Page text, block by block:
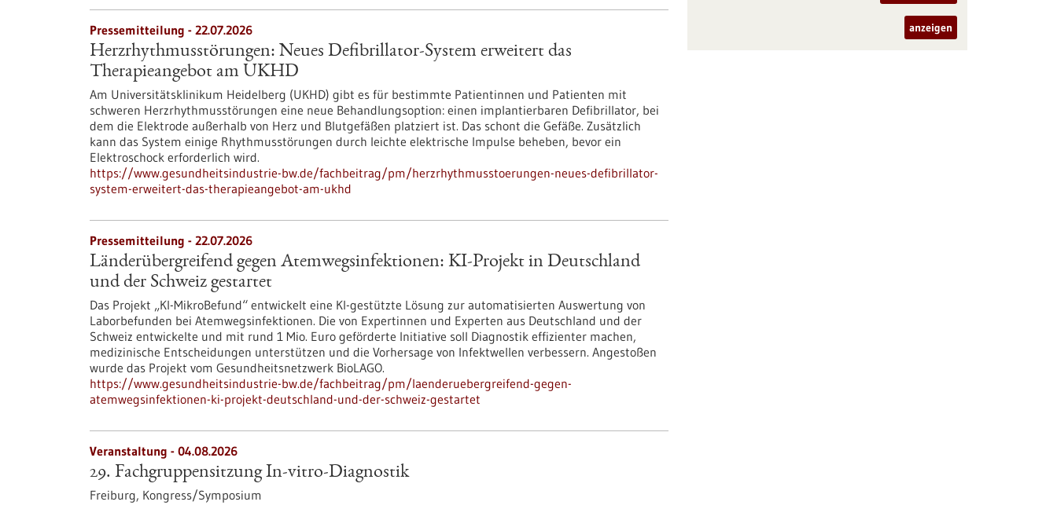
Pressemitteilung - 22.07.2026
Herzrhythmusstörungen: Neues Defibrillator-System erweitert das
Therapieangebot am UKHD
Am Universitätsklinikum Heidelberg (UKHD) gibt es für bestimmte Patientinnen und Patienten mit
schweren Herzrhythmusstörungen eine neue Behandlungsoption: einen implantierbaren Defibrillator, bei
dem die Elektrode außerhalb von Herz und Blutgefäßen platziert ist. Das schont die Gefäße. Zusätzlich
kann das System einige Rhythmusstörungen durch leichte elektrische Impulse beheben, bevor ein
Elektroschock erforderlich wird.
https://www.gesundheitsindustrie-bw.de/fachbeitrag/pm/herzrhythmusstoerungen-neues-defibrillator-
system-erweitert-das-therapieangebot-am-ukhd
Pressemitteilung - 22.07.2026
Länderübergreifend gegen Atemwegsinfektionen: KI-Projekt in Deutschland
und der Schweiz gestartet
Das Projekt „KI-MikroBefund“ entwickelt eine KI-gestützte Lösung zur automatisierten Auswertung von
Laborbefunden bei Atemwegsinfektionen. Die von Expertinnen und Experten aus Deutschland und der
Schweiz entwickelte und mit rund 1 Mio. Euro geförderte Initiative soll Diagnostik effizienter machen,
medizinische Entscheidungen unterstützen und die Vorhersage von Infektwellen verbessern. Angestoßen
wurde das Projekt vom Gesundheitsnetzwerk BioLAGO.
https://www.gesundheitsindustrie-bw.de/fachbeitrag/pm/laenderuebergreifend-gegen-
atemwegsinfektionen-ki-projekt-deutschland-und-der-schweiz-gestartet
Veranstaltung - 04.08.2026
29. Fachgruppensitzung In-vitro-Diagnostik
Freiburg, Kongress/Symposium
anzeigen